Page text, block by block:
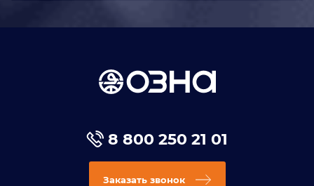
8 800 250 21 01
Заказать звонок